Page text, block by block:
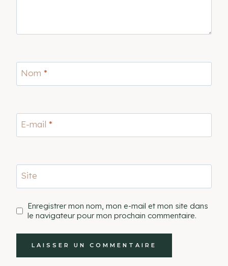
Nom *
E-mail *
Site
Enregistrer mon nom, mon e-mail et mon site dans
le navigateur pour mon prochain commentaire.